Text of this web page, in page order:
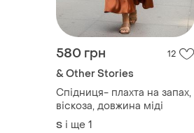
580 грн 12
& Other Stories
Спідниця- плахта на запах,
віскоза, довжина міді
S і ще 1